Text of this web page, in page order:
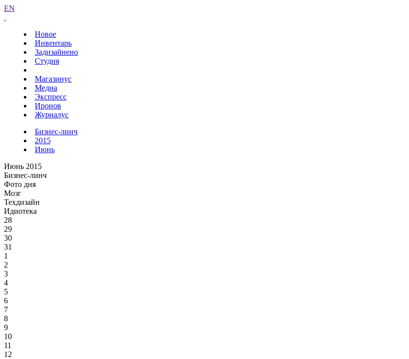
EN
Новое
Инвентарь
Задизайнено
Студия
Магазинус
Медиа
Экспресс
Иронов
Журналус
Бизнес-линч
2015
Июнь
Июнь 2015
Бизнес-линч
Фото дня
Мозг
Техдизайн
Идиотека
28
29
30
31
1
2
3
4
5
6
7
8
9
10
11
12